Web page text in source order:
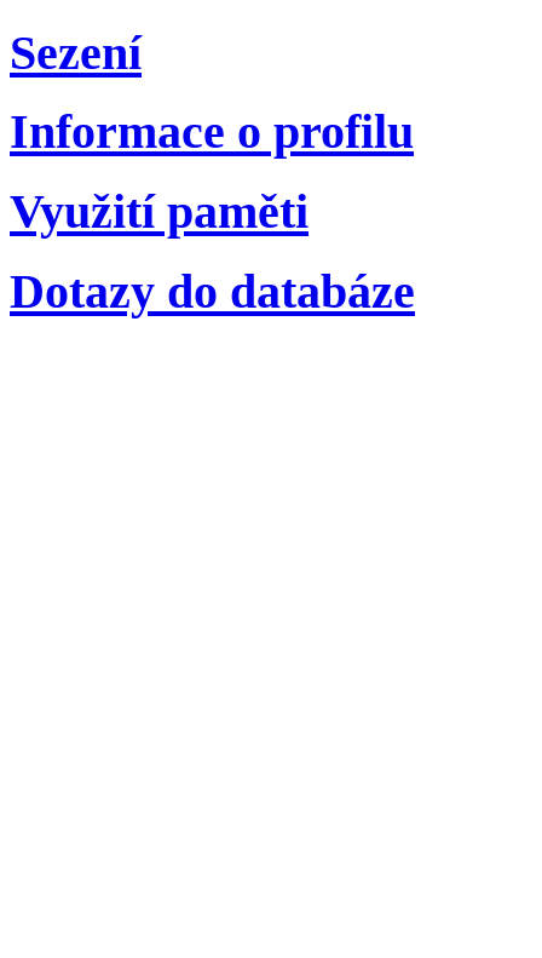
Sezení
Informace o profilu
Využití paměti
Dotazy do databáze